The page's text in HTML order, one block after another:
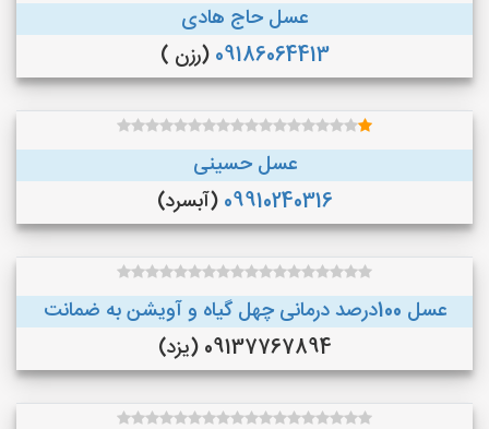
عسل حاج هادی
09186064413 (رزن )
عسل حسینی
09910240316 (آبسرد)
عسل 100درصد درمانی چهل گیاه و آویشن به ضمانت
09137767894 (یزد)